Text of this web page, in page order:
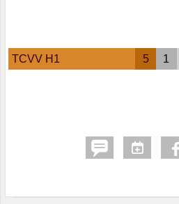
TCVV H1 5 1